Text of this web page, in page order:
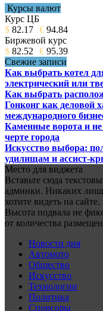
Курсы валют
Курс ЦБ
$ 82.17 € 94.84
Биржевой курс
$ 82.52 € 95.39
Свежие записи
Как выбрать котел
электрический или
Как выбрать
Гонконг как деловой
международного
Каменные ворота и
черте города
Искусство выбора:
удилищам и ассист-
Место для виджета
Вставьте сюда
админки. Никаких
хотите видеть на сайте.
Высота подвала не
от количества
Новости дня
Автомото
Общество
Искусство
Технологии
Политика
Спонсоры